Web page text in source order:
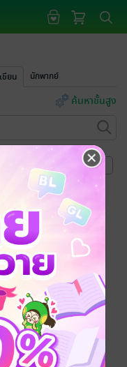
ขียน นักพากย์
ค้นหาขั้นสูง
หน้าที่ 1